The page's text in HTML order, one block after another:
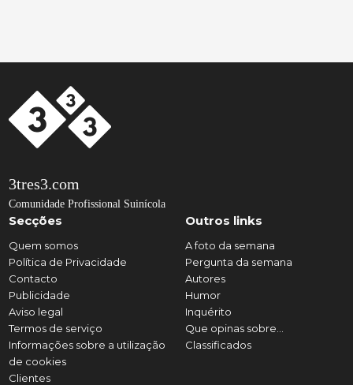
3tres3.com
Comunidade Profissional Suinícola
Secções
Quem somos
Política de Privacidade
Contacto
Publicidade
Aviso legal
Termos de serviço
Informações sobre a utilização
de cookies
Clientes
Outros links
A foto da semana
Pergunta da semana
Autores
Humor
Inquérito
Que opinas sobre...
Classificados